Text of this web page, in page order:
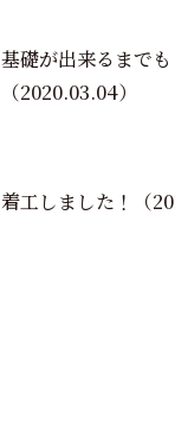
基礎が出来るまでも
（2020.03.04）
着工しました！ （